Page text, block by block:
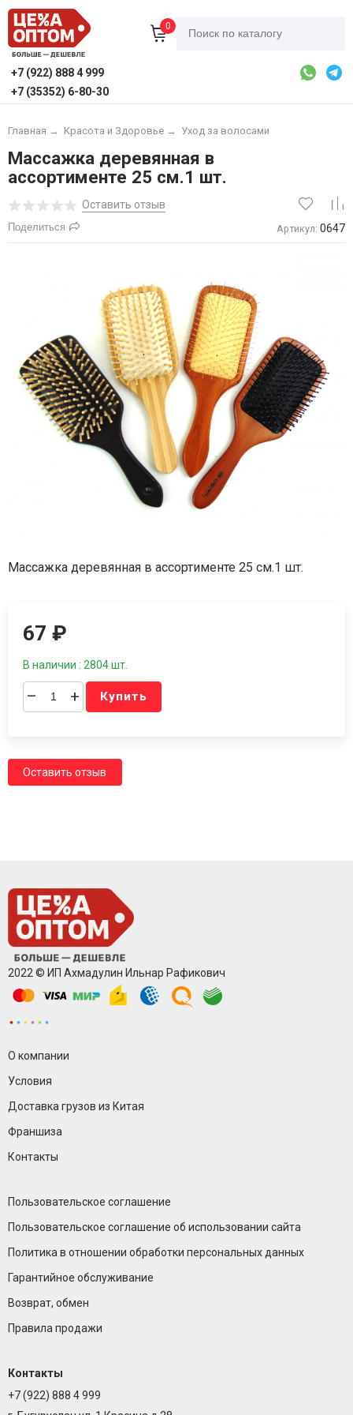
0
+7 (922) 888 4 999
+7 (35352) 6-80-30
Главная → Красота и Здоровье → Уход за волосами
Массажка деревянная в
ассортименте 25 см.1 шт.
Оставить отзыв
Поделиться Артикул: 0647
Массажка деревянная в ассортименте 25 см.1 шт.
67₽
В наличии : 2804 шт.
– + Купить
Оставить отзыв
2022 © ИП Ахмадулин Ильнар Рафикович
О компании
Условия
Доставка грузов из Китая
Франшиза
Контакты
Пользовательское соглашение
Пользовательское соглашение об использовании сайта
Политика в отношении обработки персональных данных
Гарантийное обслуживание
Возврат, обмен
Правила продажи
Контакты
+7 (922) 888 4 999